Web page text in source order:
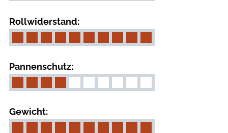
Rollwiderstand:
Pannenschutz:
Gewicht: